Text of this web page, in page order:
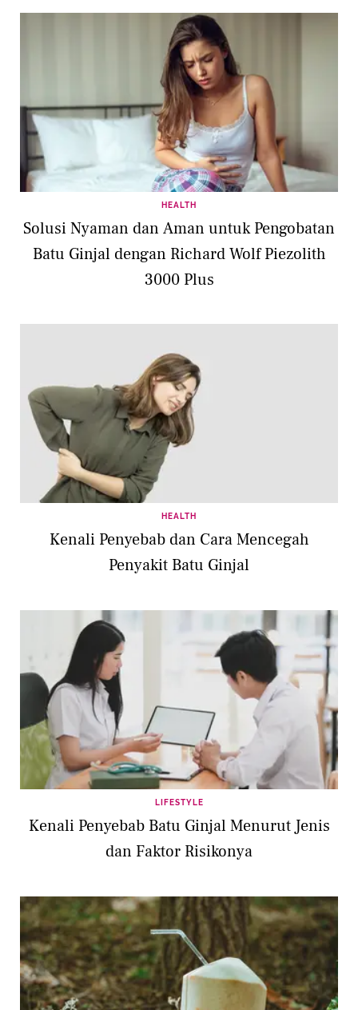
HEALTH
Solusi Nyaman dan Aman untuk Pengobatan
Batu Ginjal dengan Richard Wolf Piezolith
3000 Plus
HEALTH
Kenali Penyebab dan Cara Mencegah
Penyakit Batu Ginjal
LIFESTYLE
Kenali Penyebab Batu Ginjal Menurut Jenis
dan Faktor Risikonya